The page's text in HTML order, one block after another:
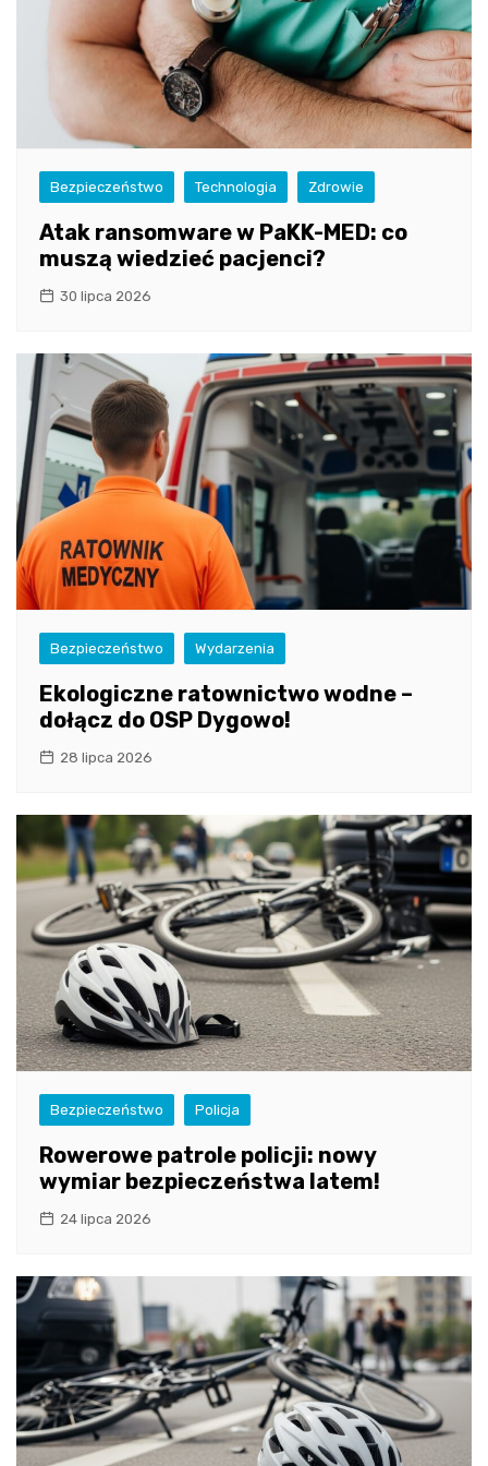
Bezpieczeństwo Technologia Zdrowie
Atak ransomware w PaKK-MED: co
muszą wiedzieć pacjenci?
30 lipca 2026
Bezpieczeństwo Wydarzenia
Ekologiczne ratownictwo wodne –
dołącz do OSP Dygowo!
28 lipca 2026
Bezpieczeństwo Policja
Rowerowe patrole policji: nowy
wymiar bezpieczeństwa latem!
24 lipca 2026